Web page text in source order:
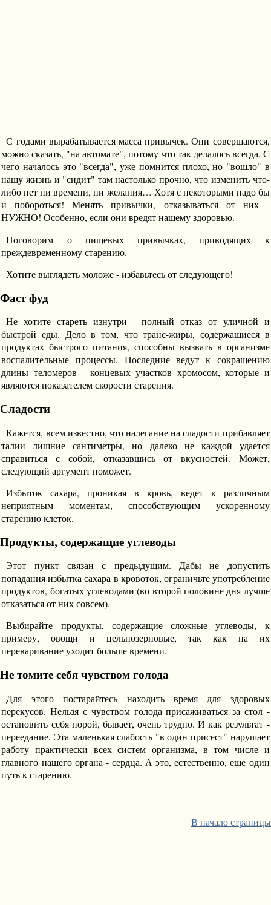
С годами вырабатывается масса привычек. Они совершаются,
можно сказать, "на автомате", потому что так делалось всегда. С
чего началось это "всегда", уже помнится плохо, но "вошло" в
нашу жизнь и "сидит" там настолько прочно, что изменить что-
либо нет ни времени, ни желания… Хотя с некоторыми надо бы
и побороться! Менять привычки, отказываться от них -
НУЖНО! Особенно, если они вредят нашему здоровью.
Поговорим о пищевых привычках, приводящих к
преждевременному старению.
Хотите выглядеть моложе - избавьтесь от следующего!
Фаст фуд
Не хотите стареть изнутри - полный отказ от уличной и
быстрой еды. Дело в том, что транс-жиры, содержащиеся в
продуктах быстрого питания, способны вызвать в организме
воспалительные процессы. Последние ведут к сокращению
длины теломеров - концевых участков хромосом, которые и
являются показателем скорости старения.
Сладости
Кажется, всем известно, что налегание на сладости прибавляет
талии лишние сантиметры, но далеко не каждой удается
справиться с собой, отказавшись от вкусностей. Может,
следующий аргумент поможет.
Избыток сахара, проникая в кровь, ведет к различным
неприятным моментам, способствующим ускоренному
старению клеток.
Продукты, содержащие углеводы
Этот пункт связан с предыдущим. Дабы не допустить
попадания избытка сахара в кровоток, ограничьте употребление
продуктов, богатых углеводами (во второй половине дня лучше
отказаться от них совсем).
Выбирайте продукты, содержащие сложные углеводы, к
примеру, овощи и цельнозерновые, так как на их
переваривание уходит больше времени.
Не томите себя чувством голода
Для этого постарайтесь находить время для здоровых
перекусов. Нельзя с чувством голода присаживаться за стол -
остановить себя порой, бывает, очень трудно. И как результат -
переедание. Эта маленькая слабость "в один присест" нарушает
работу практически всех систем организма, в том числе и
главного нашего органа - сердца. А это, естественно, еще один
путь к старению.
В начало страницы